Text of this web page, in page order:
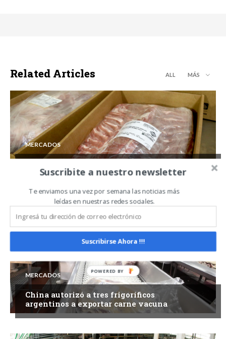
Related Articles ALL MÁS
MERCADOS
157% en valor durante los primeros cinco
MERCADOS
China autorizó a tres frigoríficos
argentinos a exportar carne vacuna
Suscribite a nuestro newsletter
Te enviamos una vez por semana las noticias más
leídas en nuestras redes sociales.
Suscribirse Ahora !!!
POWERED
BY